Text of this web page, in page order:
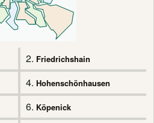
2. Friedrichshain
4. Hohenschönhausen
6. Köpenick